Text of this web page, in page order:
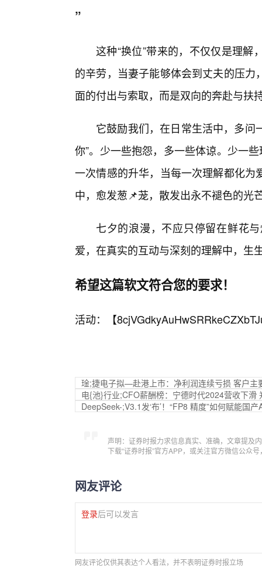
”
这种“换位”带来的，不仅仅是理
的辛劳，当妻子能够体会到丈夫的压
面的付出与索取，而是双向的奔赴与扶
它鼓励我们，在日常生活中，多问
你”。少一些抱怨，多一些体谅。少一
一次情感的升华，当每一次理解都化
中，愈发葱📌茏，散发出永不褪色的光
七夕的浪漫，不应只停留在鲜花
爱，在真实的互动与深刻的理解中，生
希望这篇软文符合您的要求！
活动：【
琻;捷电子拟—赴港上市：净利润连续亏损 客户
电{池}行业;CFO薪酬榜：宁德时代2024营收下滑
DeepSeek-;V3.1发‘布’！“FP8 精度”如何赋能国产
声明：证券时报力求信息真实、准确，文章提及
下载“证券时报”官方APP，或关注官方微信公众
网友评论
登录后可以发言
网友评论仅供其表达个人看法，并不表明证券时报立场